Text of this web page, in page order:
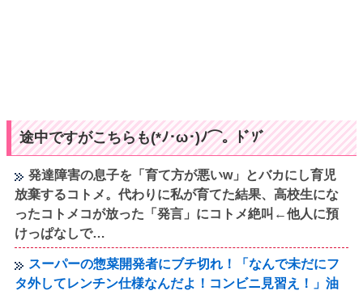
途中ですがこちらも(*ﾉ･ω･)ﾉ⌒。ﾄﾞｿﾞ
発達障害の息子を「育て方が悪いw」とバカにし育児
放棄するコトメ。代わりに私が育てた結果、高校生にな
ったコトメコが放った「発言」にコトメ絶叫←他人に預
けっぱなしで…
スーパーの惣菜開発者にブチ切れ！「なんで未だにフ
タ外してレンチン仕様なんだよ！コンビニ見習え！」油